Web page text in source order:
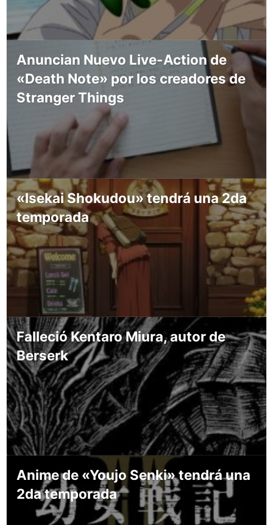
Anuncian Nuevo Live-Action de
«Death Note» por los creadores de
Stranger Things
«Isekai Shokudou» tendrá una 2da
temporada
Falleció Kentaro Miura, autor de
Berserk
Anime de «Youjo Senki» tendrá una
2da temporada